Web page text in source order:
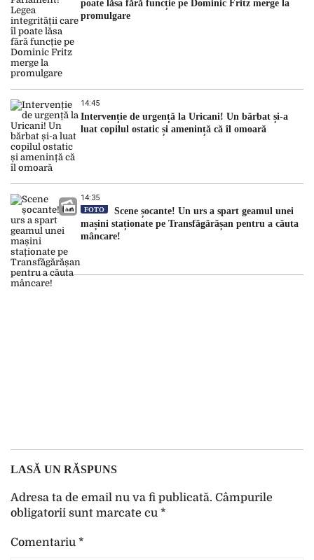
poate lăsa fără funcție pe Dominic Fritz merge la
promulgare
14:45
Intervenție de urgență la Uricani! Un bărbat și-a
luat copilul ostatic și amenință că îl omoară
14:35
FOTO
Scene șocante! Un urs a spart geamul unei
mașini staționate pe Transfăgărășan pentru a căuta
mâncare!
LASĂ UN RĂSPUNS
Adresa ta de email nu va fi publicată. Câmpurile
obligatorii sunt marcate cu *
Comentariu *